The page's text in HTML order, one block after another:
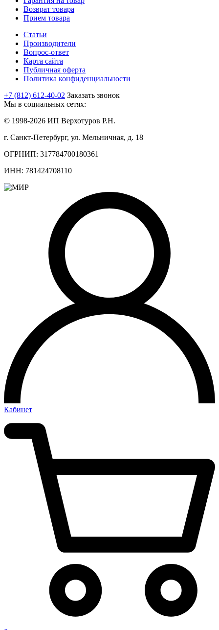
Возврат товара
Прием товара
Статьи
Производители
Вопрос-ответ
Карта сайта
Публичная оферта
Политика конфиденциальности
+7 (812) 612-40-02 Заказать звонок
Мы в социальных сетях:
© 1998-2026 ИП Верхотуров Р.Н.
г. Санкт-Петербург, ул. Мельничная, д. 18
ОГРНИП: 317784700180361
ИНН: 781424708110
Кабинет